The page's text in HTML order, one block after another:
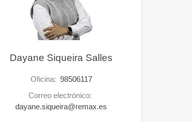
Dayane Siqueira Salles
Oficina: 98506117
Correo electrónico:
dayane.siqueira@remax.es